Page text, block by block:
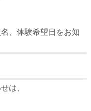
、体験希望日をお知
は、